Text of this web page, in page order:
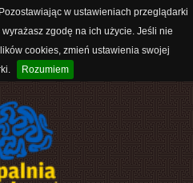
w ustawieniach przeglądarki
zgodę na ich użycie. Jeśli nie
cookies, zmień ustawienia swojej
Rozumiem